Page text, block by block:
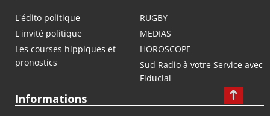
L'édito politique
RUGBY
L'invité politique
MEDIAS
Les courses hippiques et
pronostics
HOROSCOPE
Sud Radio à votre Service avec
Fiducial
Informations